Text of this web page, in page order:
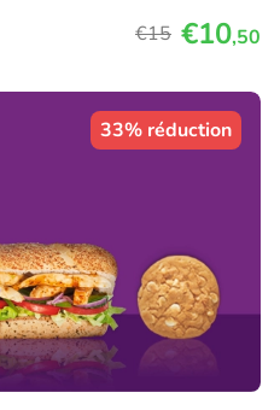
€15 €10,50
33% réduction